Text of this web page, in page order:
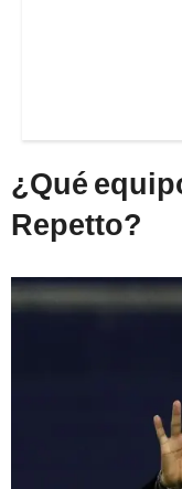
¿Qué
Repetto?